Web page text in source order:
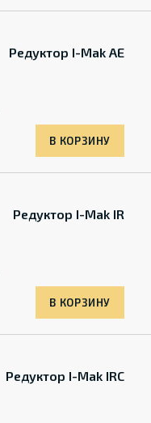
Редуктор I-Mak AE
В КОРЗИНУ
Редуктор I-Mak IR
В КОРЗИНУ
Редуктор I-Mak IRC